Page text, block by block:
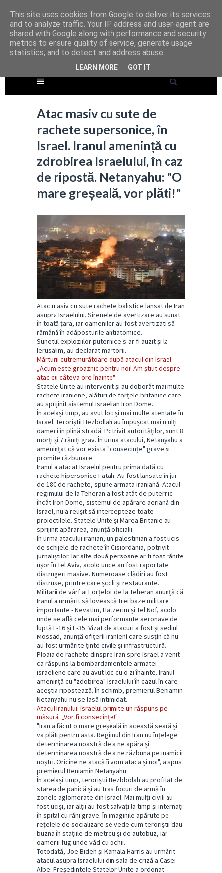
Atac masiv cu sute de
rachete supersonice, în
Israel. Iranul amenință cu
zdrobirea Israelului, în caz
de ripostă. Netanyahu: "O
mare greșeală, vor plăti!"
Atac masiv cu sute rachete balistice lansat de Iran
asupra Israelului. Sirenele de avertizare au sunat
în toată țara, iar oamenilor au fost avertizati să
rămână în adăposturile antiatomice.
Sunetul exploziilor puternice s-ar fi auzit și la
Ierusalim, au declarat martorii.
Mărturii cutremurătoare după atacul din Israel:
„Acum este groaznic pentru noi! Am știut despre
atac cu câteva ore înainte"
Statele Unite au intervenit și au doborât mai multe
rachete iraniene, alături de forțele britanice care
au sprijinit sistemul israelian Iron Dome.
În același timp, au avut loc și mai multe atentate în
Israel. Teroriștii Hezbollah au împușcat mai mulți
oameni în plină stradă. Potrivit autorităților, sunt 8
morți și 7 răniți grav. În urma atacului, Netanyahu a
amenințat că vor exista "consecințe" grave și
promite răzbunare.
Iranul a atacat Israelul pentru prima dată cu
rachete hipersonice Fatah. Au fost lansate în jur
de 180 de rachete, spune armata iraniană. Atacul
regimului de la Teheran a fost atât de puternic
încât Iron Dome, sistemul de apărare aeriană din
Israel, nu a reușit să intercepteze toate
proiectilele. Statele Unite și Marea Britanie au
sprijinit apărarea, anunță oficialii.
În urma atacului iranian, un palestinian a fost ucis
de schijele de rachete în Cisiordania, potrivit
jurnaliștilor. Iar alte două persoane ar fi fost rănite
ușor în Tel Aviv, acolo unde au fost raportate
distrugeri masive. Numeroase clădiri au fost
distruse, printre care școli și restaurante.
Militarii de vârf ai Forțelor de la Teheran anunță că
Iranul a urmărit să lovească trei baze militare
importante - Nevatim, Hatzerim și Tel Nof, acolo
unde se află cele mai performante aeronave de
luptă F-16 și F-35. Vizat de atacuri a fost și sediul
Mossad, anunță ofițerii iranieni care susțin că nu
au fost urmărite ținte civile și infrastructură.
Ploaia de rachete dinspre Iran spre Israel a venit
ca răspuns la bombardamentele armatei
israeliene care au avut loc cu o zi înainte. Iranul
amenință cu "zdobirea" Israelului în cazul în care
aceștia ripostează. În schimb, premierul Beniamin
Netanyahu nu se lasă intimidat.
Atacul Iranului. Israelul primite un răspuns pe
măsură: „Vor fi consecințe!"
"Iran a făcut o mare greșeală în această seară și
va plăti pentru asta. Regimul din Iran nu înțelege
determinarea noastră de a ne apăra și
determinarea noastră de a ne răzbuna pe inamicii
noștri. Oricine ne atacă îi vom ataca și noi", a spus
premierul Beniamin Netanyahu.
În același timp, teroriștii Hezbbolah au profitat de
starea de panică și au tras focuri de armă în
zonele aglomerate din Israel. Mai mulți civili au
fost uciși, iar alții au fost salvați la timp și internați
în spital cu răni grave. În imaginile apărute pe
rețelele de socializare se vede cum teroriștii dau
buzna în stațiile de metrou și de autobuz, iar
oamenii fug unde văd cu ochii.
Totodată, Joe Biden și Kamala Harris au urmărit
atacul asupra Israelului din sala de criză a Casei
Albe. Președintele Statelor Unite a ordonat
This site uses cookies from Google to deliver its services
and to analyze traffic. Your IP address and user-agent are
shared with Google along with performance and security
metrics to ensure quality of service, generate usage
statistics, and to detect and address abuse.
LEARN MORE GOT IT